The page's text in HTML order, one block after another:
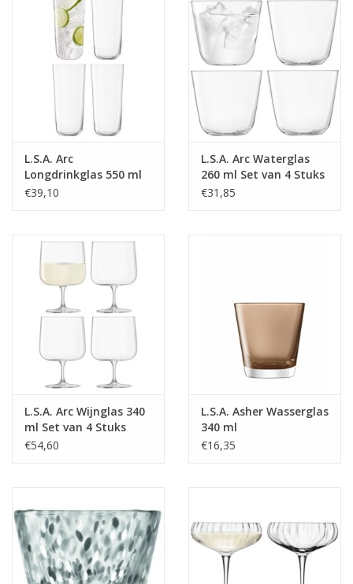
L.S.A. Arc
Longdrinkglas 550 ml
Set van 4 Stuks
€39,10
L.S.A. Arc Waterglas
260 ml Set van 4 Stuks
€31,85
L.S.A. Arc Wijnglas 340
ml Set van 4 Stuks
€54,60
L.S.A. Asher Wasserglas
340 ml
€16,35